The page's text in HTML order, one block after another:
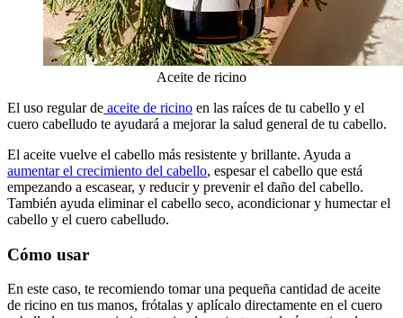
Aceite de ricino
El uso regular de aceite de ricino en las raíces de tu cabello y el
cuero cabelludo te ayudará a mejorar la salud general de tu cabello.
El aceite vuelve el cabello más resistente y brillante. Ayuda a
aumentar el crecimiento del cabello, espesar el cabello que está
empezando a escasear, y reducir y prevenir el daño del cabello.
También ayuda eliminar el cabello seco, acondicionar y humectar el
cabello y el cuero cabelludo.
Cómo usar
En este caso, te recomiendo tomar una pequeña cantidad de aceite
de ricino en tus manos, frótalas y aplícalo directamente en el cuero